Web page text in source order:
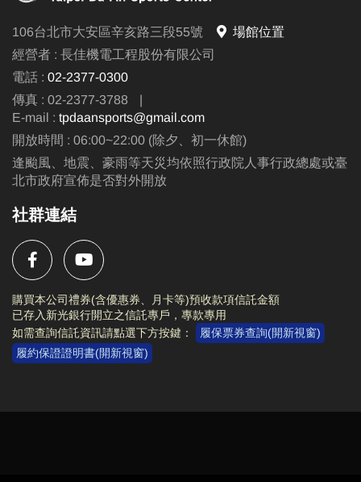
106台北市大安區辛亥路三段55號
場館位置
經營者 : 長佳機電工程股份有限公司
電話 : 02-2377-0300
傳真 : 02-2377-3788
|
E-mail : tpdaansports@gmail.com
開放時間 : 06:00~22:00 (除夕、初一休館)
逢颱風、地震、豪雨等天災均依照行政院人事行政總處或臺
北市政府宣佈是否對外開放
社群連結
購買本公司禮券(含優惠券、月卡等)預收款項信託金額
已存入新光銀行開立之信託專戶，專款專用
如需查詢信託資訊請點選下方按鍵：
履保票券查詢(開新視窗)
履約保證證明書(開新視窗)